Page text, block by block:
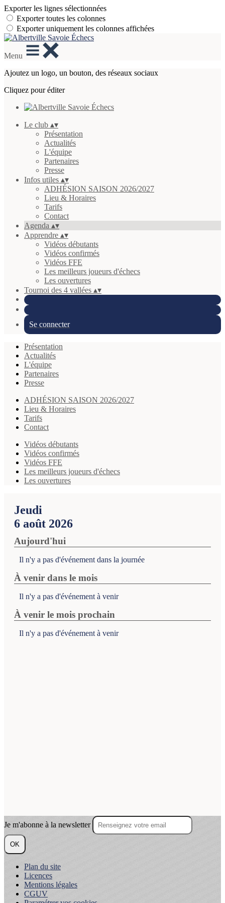
Exporter les lignes sélectionnées
Exporter toutes les colonnes
Exporter uniquement les colonnes affichées
Menu
Ajoutez un logo, un bouton, des réseaux sociaux
Cliquez pour éditer
Le club ▴▾
Présentation
Actualités
L'équipe
Partenaires
Presse
Infos utiles ▴▾
ADHÉSION SAISON 2026/2027
Lieu & Horaires
Tarifs
Contact
Agenda ▴▾
Apprendre ▴▾
Vidéos débutants
Vidéos confirmés
Vidéos FFE
Les meilleurs joueurs d'échecs
Les ouvertures
Tournoi des 4 vallées ▴▾
Se connecter
Présentation
Actualités
L'équipe
Partenaires
Presse
ADHÉSION SAISON 2026/2027
Lieu & Horaires
Tarifs
Contact
Vidéos débutants
Vidéos confirmés
Vidéos FFE
Les meilleurs joueurs d'échecs
Les ouvertures
Jeudi
6 août 2026
Aujourd'hui
Il n'y a pas d'événement dans la journée
À venir dans le mois
Il n'y a pas d'événement à venir
À venir le mois prochain
Il n'y a pas d'événement à venir
Je m'abonne à la newsletter
OK
Plan du site
Licences
Mentions légales
CGUV